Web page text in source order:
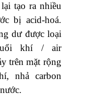
tạo ra nhiều
bị acid-hoá.
dư được loại
khí / air
trên mặt rộng
nhả carbon